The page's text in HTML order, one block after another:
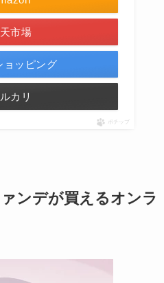
市場
ョッピング
カリ
ポチップ
ンデが買えるオンラ